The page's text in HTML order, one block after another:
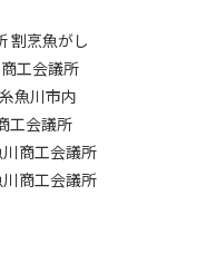
割烹魚がし
工会議所
魚川市内
工会議所
商工会議所
商工会議所